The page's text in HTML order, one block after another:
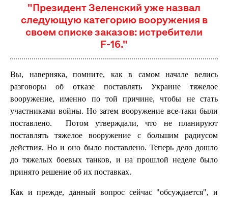
"Президент Зеленский уже назвал
следующую категорию вооружения в
своем списке заказов: истребители
F-16."
Вы, наверняка, помните, как в самом начале велись
разговоры об отказе поставлять Украине тяжелое
вооружение, именно по той причине, чтобы не стать
участниками войны. Но затем вооружение все-таки были
поставлено. Потом утверждали, что не планируют
поставлять тяжелое вооружение с большим радиусом
действия. Но и оно было поставлено. Теперь дело дошло
до тяжелых боевых танков, и на прошлой неделе было
принято решение об их поставках.
Как и прежде, данный вопрос сейчас "обсуждается", и